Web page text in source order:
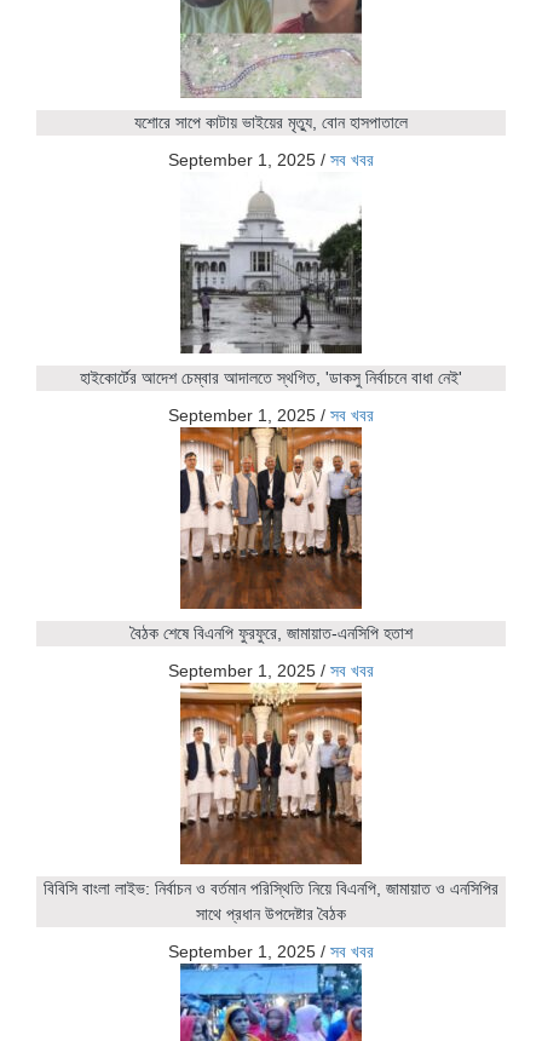
যশোরে সাপে কাটায় ভাইয়ের মৃত্যু, বোন হাসপাতালে
September 1, 2025 / সব খবর
হাইকোর্টের আদেশ চেম্বার আদালতে স্থগিত, 'ডাকসু নির্বাচনে বাধা নেই'
September 1, 2025 / সব খবর
বৈঠক শেষে বিএনপি ফুরফুরে, জামায়াত-এনসিপি হতাশ
September 1, 2025 / সব খবর
বিবিসি বাংলা লাইভ: নির্বাচন ও বর্তমান পরিস্থিতি নিয়ে বিএনপি, জামায়াত ও এনসিপির
সাথে প্রধান উপদেষ্টার বৈঠক
September 1, 2025 / সব খবর